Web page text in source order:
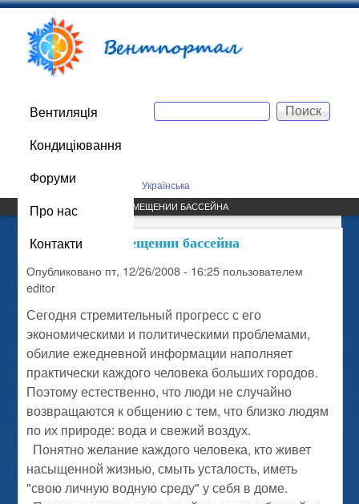
содержанию
Вентпортал
Форма поиска
Поиск
044 223-73-87
Українська
Main menu
Вентиляцiя
Кондиціювання
Форуми
Про нас
Контакти
САЙТ / КОМФОРТ В ПОМЕЩЕНИИ БАССЕЙНА
Комфорт в помещении бассейна
Опубликовано пт, 12/26/2008 - 16:25 пользователем
editor
Сегодня стремительный прогресс с его
экономическими и политическими проблемами,
обилие ежедневной информации наполняет
практически каждого человека больших городов.
Поэтому естественно, что люди не случайно
возвращаются к общению с тем, что близко людям
по их природе: вода и свежий воздух.
Понятно желание каждого человека, кто живет
насыщенной жизнью, смыть усталость, иметь
"свою личную водную среду" у себя в доме.